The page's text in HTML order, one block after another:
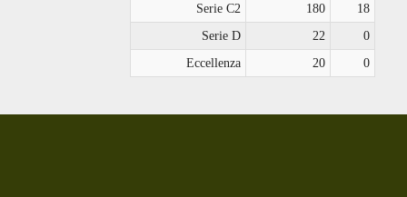
Serie C2
180
18
Serie D
22
0
Eccellenza
20 0